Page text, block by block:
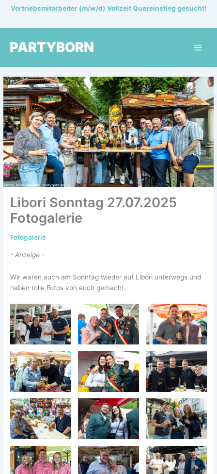
ZumVertriebsmitarbeiter (m/w/d) Vollzeit Quereinstieg gesucht!
PARTYBORN
Libori Sonntag 27.07.2025
Fotogalerie
Fotogalerie
- Anzeige -
Wir waren auch am Sonntag wieder auf Libori unterwegs und
haben tolle Fotos von euch gemacht.